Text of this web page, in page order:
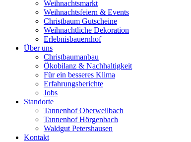
Weihnachtsmarkt
Weihnachtsfeiern & Events
Christbaum Gutscheine
Weihnachtliche Dekoration
Erlebnisbauernhof
Über uns
Christbaumanbau
Ökobilanz & Nachhaltigkeit
Für ein besseres Klima
Erfahrungsberichte
Jobs
Standorte
Tannenhof Oberweilbach
Tannenhof Hörgenbach
Waldgut Petershausen
Kontakt